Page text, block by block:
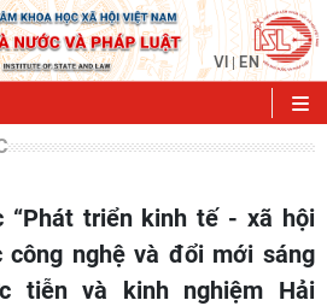
VI | EN
công nghệ và đổi mới sáng
tiễn và kinh nghiệm Hải